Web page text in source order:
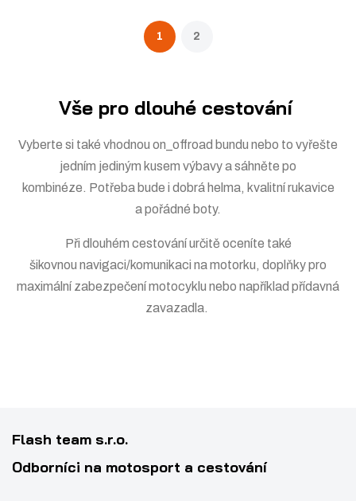
1 2
Vše pro dlouhé cestování
Vyberte si také vhodnou on_offroad bundu nebo to vyřešte
jedním jediným kusem výbavy a sáhněte po
kombinéze. Potřeba bude i dobrá helma, kvalitnírukavice
a pořádné boty.
Při dlouhém cestování určitě oceníte také
šikovnou navigaci/komunikaci na motorku, doplňky pro
maximálnízabezpečení motocyklu nebo například přídavná
zavazadla.
Flash team s.r.o.
Odborníci na motosport a cestování